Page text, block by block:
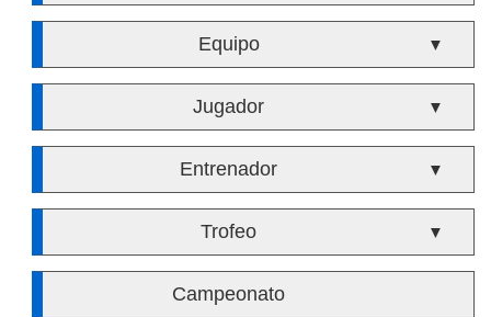
Equipo ▼
Jugador ▼
Entrenador ▼
Trofeo ▼
Campeonato